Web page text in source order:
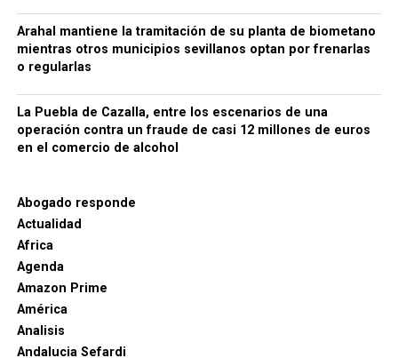
he encontrado en las fuentes oficiales consultadas
datos que permitan identificar públicamente a las
empresas o a los detenidos de La Puebla, de modo
que no sería responsable atribuir nombres o
negocios concretos sin confirmación documental.
Arahal mantiene la tramitación de su planta de biometano
mientras otros municipios sevillanos optan por frenarlas
o regularlas
La Puebla de Cazalla, entre los escenarios de una
operación contra un fraude de casi 12 millones de euros
en el comercio de alcohol
Abogado responde
Actualidad
Africa
Agenda
Amazon Prime
América
Analisis
Andalucia Sefardi